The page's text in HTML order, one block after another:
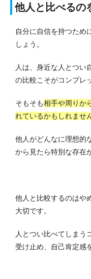
他人と比べるの
自分に自信を持つため
しょう。
人は、身近な人とつい
の比較こそがコンプレ
そもそも相手や周りか
れているかもしれませ
他人がどんなに理想的
から見たら特別な存在
他人と比較するのはや
大切です。
人とつい比べてしまう
受け止め、自己肯定感